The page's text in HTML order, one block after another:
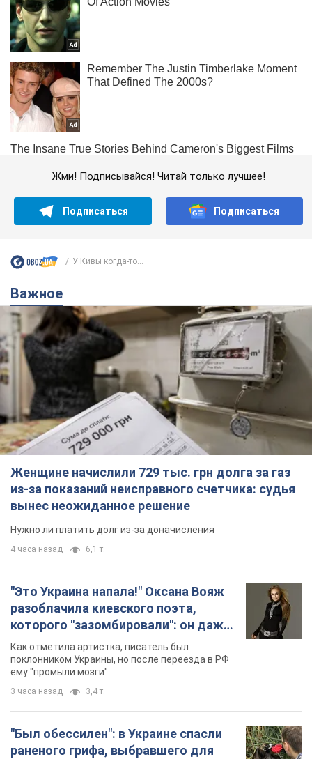
Жми! Подписывайся! Читай только лучшее!
Подписаться Подписаться
У Кивы когда-то...
Важное
Женщине начислили 729 тыс. грн долга за газ
из-за показаний неисправного счетчика: судья
вынес неожиданное решение
Нужно ли платить долг из-за доначисления
4 часа назад 6,1 т.
"Это Украина напала!" Оксана Вояж
разоблачила киевского поэта,
которого "зазомбировали": он даже
русского не знал, а теперь хочет
геноцида украинцев
Как отметила артистка, писатель был
поклонником Украины, но после переезда в РФ
ему "промыли мозги"
3 часа назад 3,4 т.
"Был обессилен": в Украине спасли
раненого грифа, выбравшего для